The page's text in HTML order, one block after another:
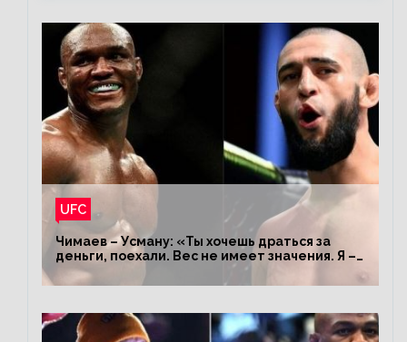
UFC
Чимаев – Усману: «Ты хочешь драться за
деньги, поехали. Вес не имеет значения. Я –
король»